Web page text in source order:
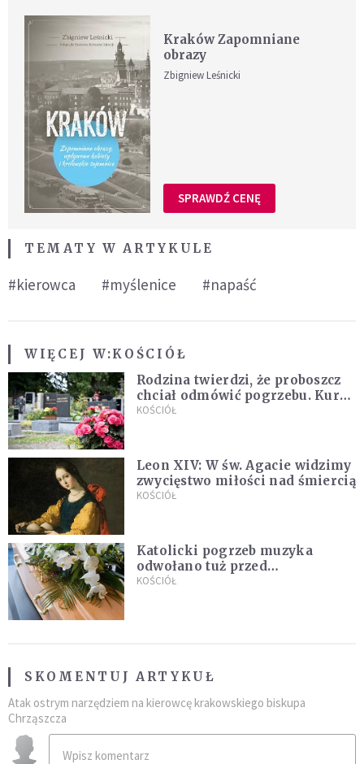
Kraków Zapomniane
obrazy
Zbigniew Leśnicki
SPRAWDŹ CENĘ
TEMATY W ARTYKULE
#kierowca #myślenice #napaść
WIĘCEJ W:KOŚCIÓŁ
Rodzina twierdzi, że proboszcz
chciał odmówić pogrzebu. Kuria
zapowiada wyjaśnienia
KOŚCIÓŁ
Leon XIV: W św. Agacie widzimy
zwycięstwo miłości nad śmiercią
KOŚCIÓŁ
Katolicki pogrzeb muzyka
odwołano tuż przed
uroczystością. Powodem była
KOŚCIÓŁ
SKOMENTUJ ARTYKUŁ
Atak ostrym narzędziem na kierowcę krakowskiego biskupa
Chrząszcza